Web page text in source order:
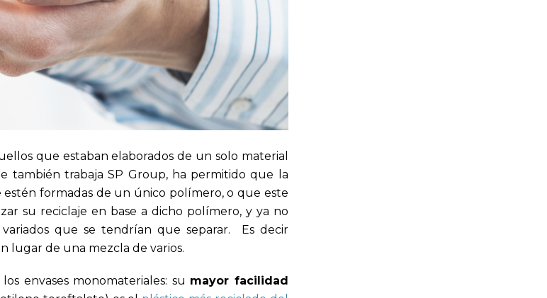
que estaban elaborados de un solo material
también trabaja SP Group, ha permitido que la
formadas de un único polímero, o que este
su reciclaje en base a dicho polímero, y ya no
que se tendrían que separar. Es decir
lugar de una mezcla de varios.
envases monomateriales: su mayor facilidad